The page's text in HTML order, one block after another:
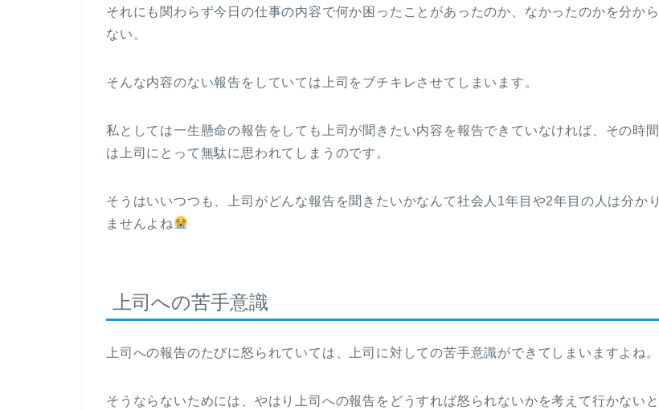
それにも関わらず今日の仕事の内容で何か困ったことがあったのか、なかったのかを分から
ない。
そんな内容のない報告をしていては上司をブチキレさせてしまいます。
私としては一生懸命の報告をしても上司が聞きたい内容を報告できていなければ、その時間
は上司にとって無駄に思われてしまうのです。
そうはいいつつも、上司がどんな報告を聞きたいかなんて社会人1年目や2年目の人は分かり
ませんよね
上司への苦手意識
上司への報告のたびに怒られていては、上司に対しての苦手意識ができてしまいますよね。
そうならないためには、やはり上司への報告をどうすれば怒られないかを考えて行かないと